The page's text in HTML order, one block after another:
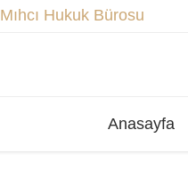
Mıhcı Hukuk Bürosu
Anasayfa